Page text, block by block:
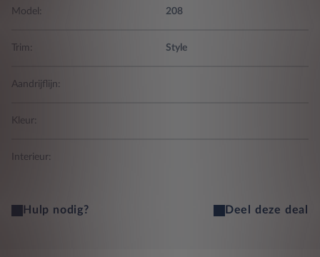
Model: 208
Trim: Style
Aandrijflijn:
Kleur:
Interieur:
Hulp nodig? Deel deze deal